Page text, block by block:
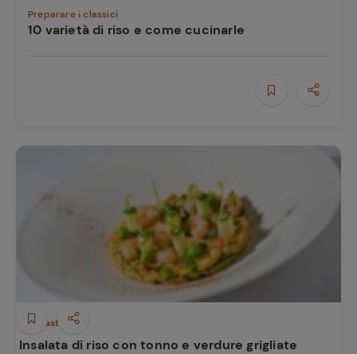
Preparare i classici
10 varietà di riso e come cucinarle
Antipasti
Insalata di riso con tonno e verdure grigliate